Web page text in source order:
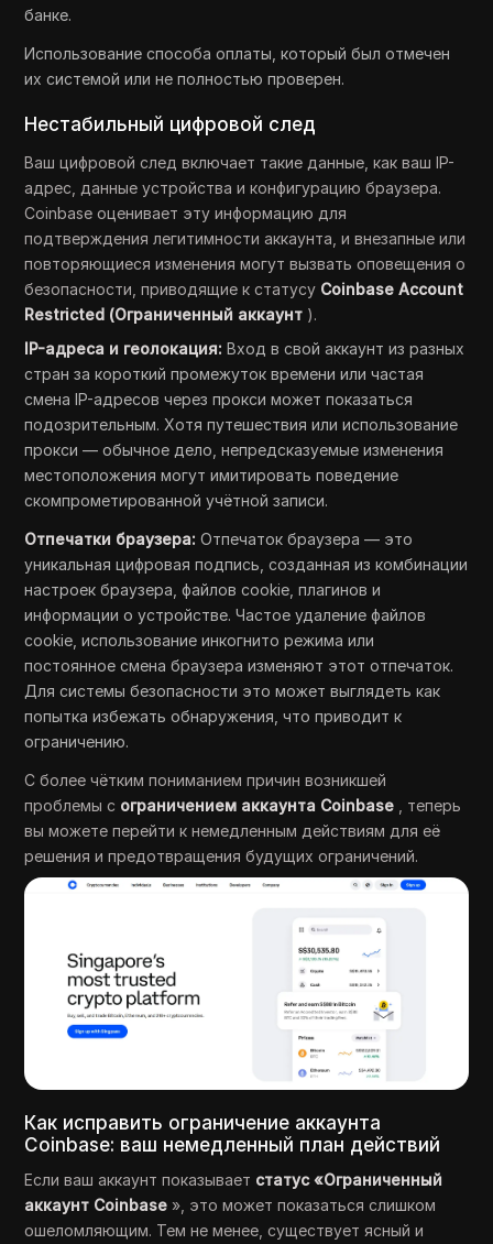
банке.
Использование способа оплаты, который был отмечен
их системой или не полностью проверен.
Нестабильный цифровой след
Ваш цифровой след включает такие данные, как ваш IP-
адрес, данные устройства и конфигурацию браузера.
Coinbase оценивает эту информацию для
подтверждения легитимности аккаунта, и внезапные или
повторяющиеся изменения могут вызвать оповещения о
безопасности, приводящие к статусу Coinbase Account
Restricted (Ограниченный аккаунт ).
IP-адреса и геолокация: Вход в свой аккаунт из разных
стран за короткий промежуток времени или частая
смена IP-адресов через прокси может показаться
подозрительным. Хотя путешествия или использование
прокси — обычное дело, непредсказуемые изменения
местоположения могут имитировать поведение
скомпрометированной учётной записи.
Отпечатки браузера: Отпечаток браузера — это
уникальная цифровая подпись, созданная из комбинации
настроек браузера, файлов cookie, плагинов и
информации о устройстве. Частое удаление файлов
cookie, использование инкогнито режима или
постоянное смена браузера изменяют этот отпечаток.
Для системы безопасности это может выглядеть как
попытка избежать обнаружения, что приводит к
ограничению.
С более чётким пониманием причин возникшей
проблемы с ограничением аккаунта Coinbase , теперь
вы можете перейти к немедленным действиям для её
решения и предотвращения будущих ограничений.
Как исправить ограничение аккаунта
Coinbase: ваш немедленный план действий
Если ваш аккаунт показывает статус «Ограниченный
аккаунт Coinbase », это может показаться слишком
ошеломляющим. Тем не менее, существует ясный и